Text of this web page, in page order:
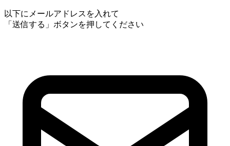
以下にメールアドレスを入れて
「送信する」ボタンを押してください